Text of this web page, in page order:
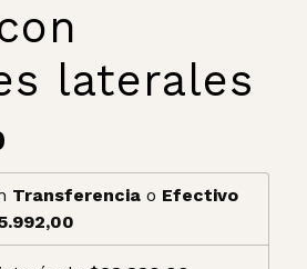
laterales
Transferenciao Efectivo